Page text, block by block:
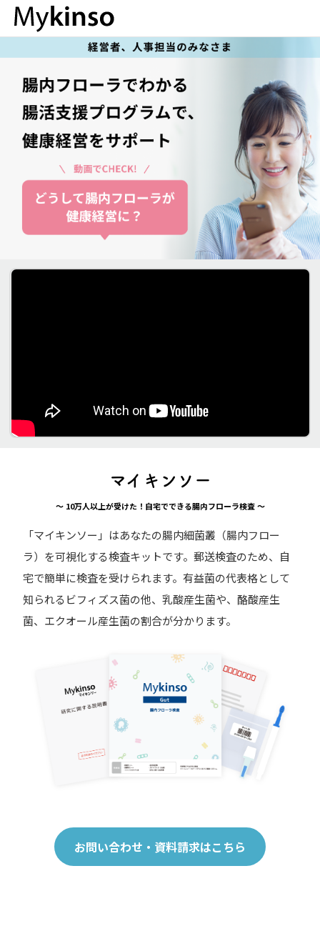
マイキンソー
〜 10万人以上が受けた！自宅でできる腸内フローラ検査 〜
「マイキンソー」はあなたの腸内細菌叢（腸内フロー
ラ）を可視化する検査キットです。 郵送検査のため、自
宅で簡単に検査を受けられます。 有益菌の代表格として
知られるビフィズス菌の他、乳酸産生菌や、酪酸産生
菌、エクオール産生菌の割合が分かります。
お問い合わせ・資料請求はこちら